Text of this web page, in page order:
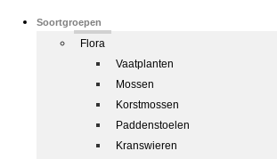
Soortgroepen
Flora
Vaatplanten
Mossen
Korstmossen
Paddenstoelen
Kranswieren